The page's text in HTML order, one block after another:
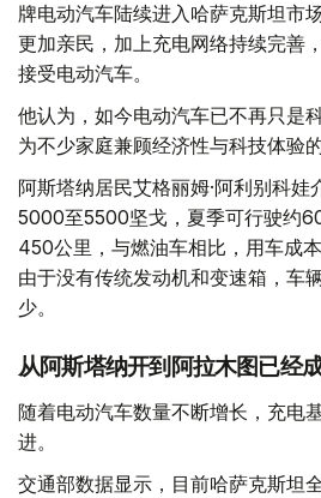
牌电动汽车陆续进入哈萨克斯坦市
更加亲民，加上充电网络持续完善
接受电动汽车。
他认为，如今电动汽车已不再只是
为不少家庭兼顾经济性与科技体验
阿斯塔纳居民艾格丽姆·阿利别科娃
5000至5500坚戈，夏季可行驶约
450公里，与燃油车相比，用车成
由于没有传统发动机和变速箱，车
少。
从阿斯塔纳开到阿拉木图已经
随着电动汽车数量不断增长，充电
进。
交通部数据显示，目前哈萨克斯坦